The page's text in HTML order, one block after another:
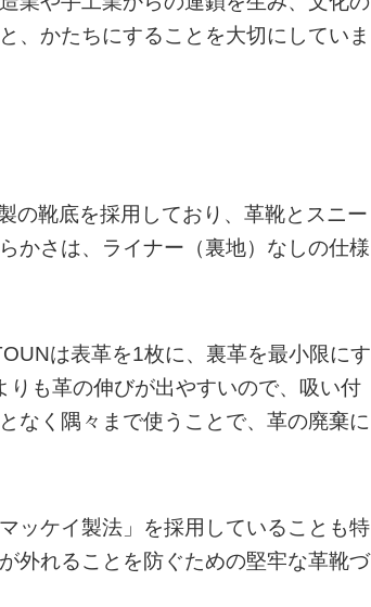
、かたちにすることを大切にしていま
の靴底を採用しており、革靴とスニー
かさは、ライナー（裏地）なしの仕様
は表革を1枚に、裏革を最小限にす
も革の伸びが出やすいので、吸い付
なく隅々まで使うことで、革の廃棄に
ッケイ製法」を採用していることも特
外れることを防ぐための堅牢な革靴づ